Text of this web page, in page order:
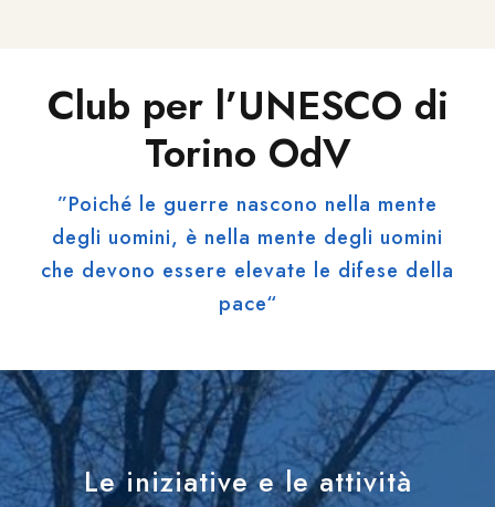
Club per l’UNESCO di
Torino OdV
”Poiché le guerre nascono nella mente
degli uomini, è nella mente degli uomini
che devono essere elevate le difese della
pace“
Le iniziative e le attività